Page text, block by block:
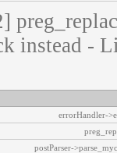
instead -
errorHandler-
postParser-